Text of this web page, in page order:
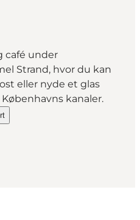
café under
Strand, hvor du kan
eller nyde et glas
kanaler.
on_map